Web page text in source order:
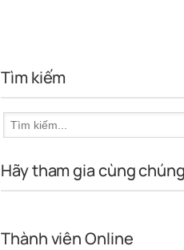
Tìm kiếm
Hãy tham gia cùng
Thành viên Online